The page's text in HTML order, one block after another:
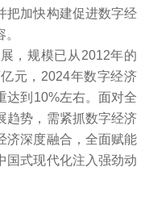
把加快构建促进数字经
，规模已从2012年的
元，2024年数字经济
达到10%左右。面对全
趋势，需紧抓数字经济
济深度融合，全面赋能
国式现代化注入强劲动